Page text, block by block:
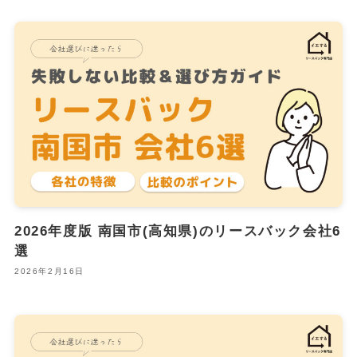
2026年度版 南国市(高知県)のリースバック会社6
選
2026年2月16日